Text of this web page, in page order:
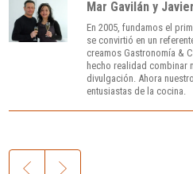
Mar Gavilán y
En 2005, fundamos el
se convirtió en un
creamos Gastronomía &
hecho realidad combinar
divulgación. Ahora
entusiastas de la cocina.